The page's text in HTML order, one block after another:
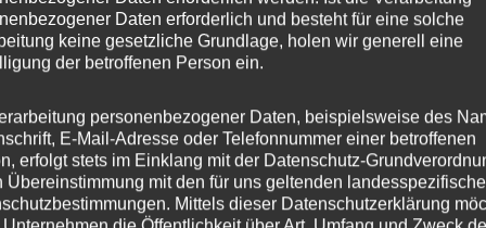
Galli, der der Erhaltung des Lebensraumes
Vorgänger von Galli beim NABU Kaiserstuhl und Vater des
zeigte sich zufrieden mit der Tatsache, dass der NABU mit
habe, der die vom Verein erwirtschafteten Obsterträge
entsprechend weiter verarbeitet. „Nach der Schließung der
Daten erforderlich und besteht für eine solche
keine gesetzliche Grundlage, holen wir generell eine
der betroffenen Person ein.
personenbezogener Daten, beispielsweise des
E-Mail-Adresse oder Telefonnummer einer betroffenen
erfolgt stets im Einklang mit der Datenschutz-
Übereinstimmung mit den für uns geltenden
Mittels dieser Datenschutzerklärung